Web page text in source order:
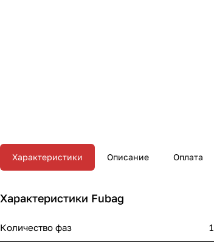
Характеристики Описание Оплата
Характеристики Fubag
Количество фаз 1